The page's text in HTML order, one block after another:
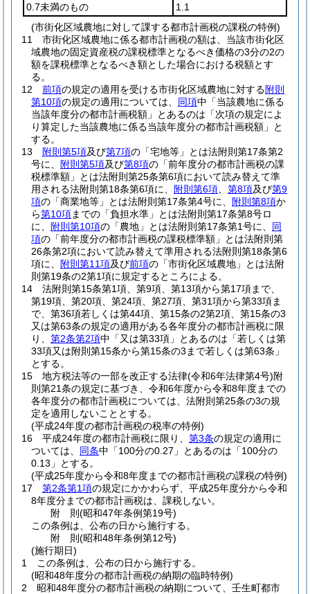
0.7未満のもの
1.1
(市街化区域農地に対して課する都市計画税の課税の特例)
11
市街化区域農地に係る都市計画税の額は、当該市街化区
域農地の固定資産税の課税標準となるべき価格の3分の2の
額を課税標準となるべき額とした場合における税額とす
る。
12
前項の規定の適用を受ける市街化区域農地に対する附則
第10項の規定の適用については、 同項中「当該農地に係る
当該年度分の都市計画税額」とあるのは「次項の規定によ
り算定した当該農地に係る当該年度分の都市計画税額」と
する。
13
附則第5項及び第7項の「宅地等」とは法附則第17条第2
号に、
附則第5項及び第8項の「前年度分の都市計画税の課
税標準額」とは法附則第25条第6項において読み替えて準
用される法附則第18条第6項に、
附則第6項 第8項及び第9
項の「商業地等」とは法附則第17条第4号に、 附則第8項か
ら第10項までの「負担水準」とは法附則第17条第8号ロ
に、
附則第10項の「農地」とは法附則第17条第1号に、 同
項の「前年度分の都市計画税の課税標準額」とは法附則第
26条第2項において読み替えて準用される法附則第18条第6
項に、
附則第11項及び前項の「市街化区域農地」とは法附
則第19条の2第1項に規定するところによる。
14
法附則第15条第1項、第9項、第13項から第17項まで、
第19項、第20項、第24項、第27項、第31項から第33項ま
で、第36項若しくは第44項、第15条の2第2項、第15条の3
又は第63条の規定の適用がある各年度分の都市計画税に限
り、 第2条第2項中「又は第33項」とあるのは「若しくは第
33項又は附則第15条から第15条の3まで若しくは第63条」
とする。
15
地方税法等の一部を改正する法律(令和6年法律第4号)附
則第21条の規定に基づき、令和6年度から令和8年度までの
各年度分の都市計画税については、法附則第25条の3の規
定を適用しないこととする。
(平成24年度の都市計画税の税率の特例)
16
平成24年度の都市計画税に限り、 第3条の規定の適用に
ついては、 同条中「100分の0.27」とあるのは「100分の
0.13」とする。
(平成25年度から令和8年度までの都市計画税の課税の特例)
17
第2条第1項の規定にかかわらず、平成25年度分から令和
8年度分までの都市計画税は、課税しない。
附 則(昭和47年条例第19号)
この条例は、公布の日から施行する。
附 則(昭和48年条例第12号)
(施行期日)
1
この条例は、公布の日から施行する。
(昭和48年度分の都市計画税の納期の臨時特例)
2
昭和48年度分の都市計画税の納期について、壬生町都市